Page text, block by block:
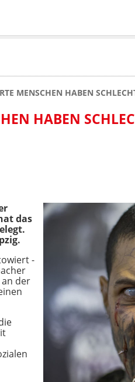
MENSCHEN HABEN
HABEN
das
-
der